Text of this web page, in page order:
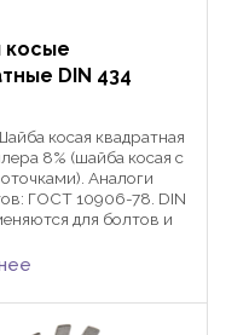
DIN 434
косая квадратная
8% (шайба косая с
Аналоги
ГОСТ 10906-78. DIN
для болтов и
резьбой в различных
и
совместно ...